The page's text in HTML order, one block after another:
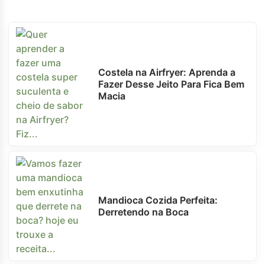
Costela na Airfryer: Aprenda a
Fazer Desse Jeito Para Fica Bem
Macia
Mandioca Cozida Perfeita:
Derretendo na Boca